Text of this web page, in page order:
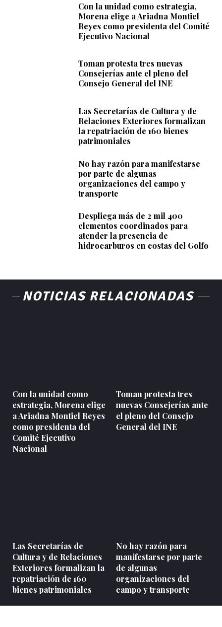
Con la unidad como estrategia,
Morena elige a Ariadna Montiel
Reyes como presidenta del Comité
Ejecutivo Nacional
Toman protesta tres nuevas
Consejerías ante el pleno del
Consejo General del INE
Las Secretarías de Cultura y de
Relaciones Exteriores formalizan
la repatriación de 160 bienes
patrimoniales
No hay razón para manifestarse
por parte de algunas
organizaciones del campo y
transporte
Despliega más de 2 mil 400
elementos coordinados para
atender la presencia de
hidrocarburos en costas del Golfo
NOTICIAS RELACIONADAS
Con la unidad como
estrategia, Morena elige
a Ariadna Montiel Reyes
como presidenta del
Comité Ejecutivo
Nacional
Toman protesta tres
nuevas Consejerías ante
el pleno del Consejo
General del INE
Las Secretarías de
Cultura y de Relaciones
Exteriores formalizan la
repatriación de 160
bienes patrimoniales
No hay razón para
manifestarse por parte
de algunas
organizaciones del
campo y transporte